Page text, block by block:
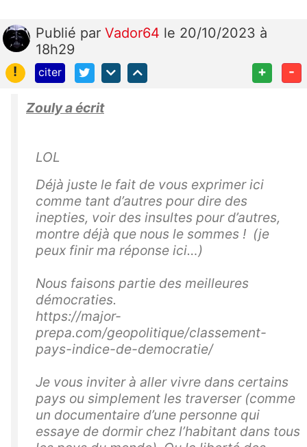
Publié par Vador64 le 20/10/2023 à
18h29
!
citer + -
Zouly a écrit
LOL
Déjà juste le fait de vous exprimer ici
comme tant d’autres pour dire des
inepties, voir des insultes pour d’autres,
montre déjà que nous le sommes ! (je
peux finir ma réponse ici…)
Nous faisons partie des meilleures
démocraties.
https://major-
prepa.com/geopolitique/classement-
pays-indice-de-democratie/
Je vous inviter à aller vivre dans certains
pays ou simplement les traverser (comme
un documentaire d’une personne qui
essaye de dormir chez l’habitant dans tous